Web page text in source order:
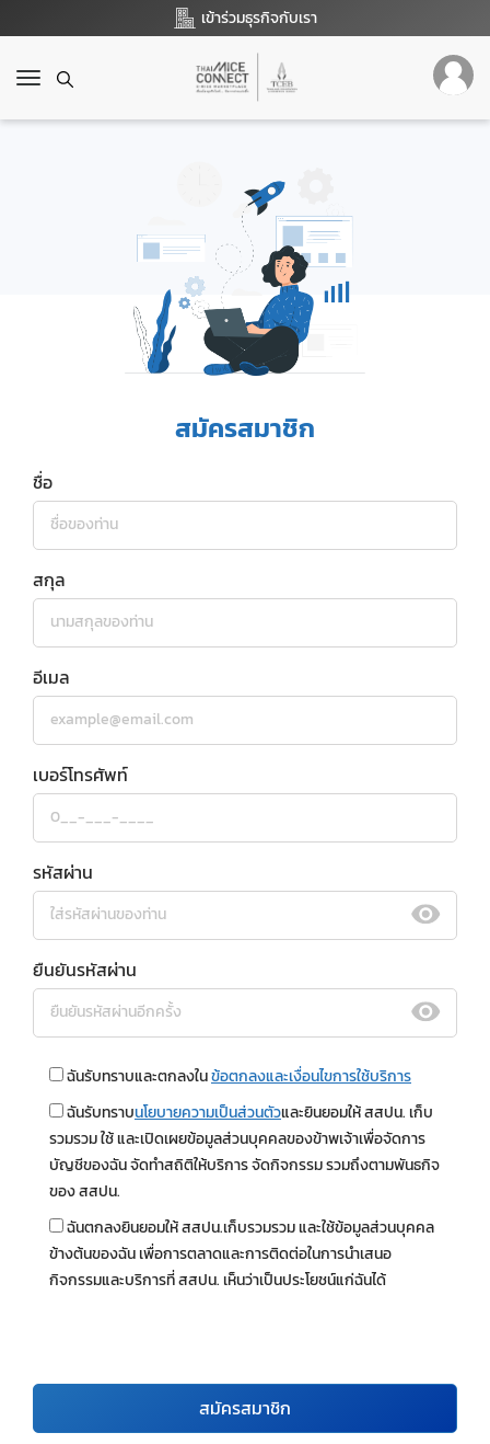
เข้าร่วมธุรกิจกับเรา
T
g
สมัครสมาชิก
ชื่อ
สกุล
อีเมล
เบอร์โทรศัพท์
รหัสผ่าน
ยืนยันรหัสผ่าน
ฉันรับทราบและตกลงในข้อตกลงและเงื่อนไขการใช้บริการ
ฉันรับทราบนโยบายความเป็นส่วนตัวและยินยอมให้ สสปน. เก็บ
รวมรวม ใช้ และเปิดเผยข้อมูลส่วนบุคคลของข้าพเจ้าเพื่อจัดการ
บัญชีของฉัน จัดทำสถิติให้บริการ จัดกิจกรรม รวมถึงตามพันธกิจ
ของ สสปน.
ฉันตกลงยินยอมให้ สสปน.เก็บรวมรวม และใช้ข้อมูลส่วนบุคคล
ข้างต้นของฉัน เพื่อการตลาดและการติดต่อในการนำเสนอ
กิจกรรมและบริการที่ สสปน. เห็นว่าเป็นประโยชน์แก่ฉันได้
สมัครสมาชิก